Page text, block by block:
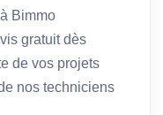
Bimmo
gratuit dès
de vos projets
nos techniciens